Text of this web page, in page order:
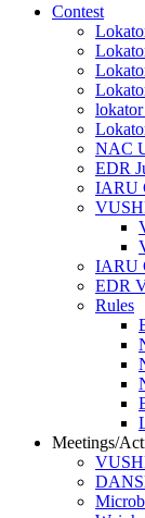
Contest
NAC
EDR
IARU
IARU
EDR
Rules
Meetings/